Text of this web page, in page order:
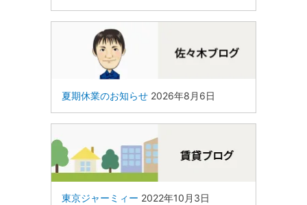
夏期休業のお知らせ 2026年8月6日
東京ジャーミィー 2022年10月3日